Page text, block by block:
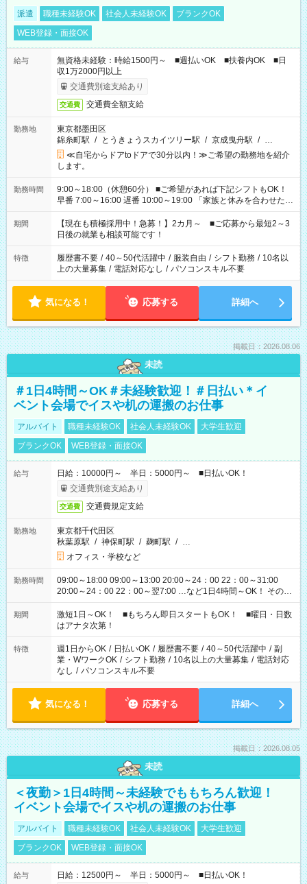
派遣 職種未経験OK 社会人未経験OK
ブランクOK
WEB登録・面接OK
給与
無資格未経験：時給1500円～ ■週払いOK ■扶養内OK ■日
収1万2000円以上
交通費別途支給あり
交通費 交通費全額支給
勤務地
東京都墨田区
錦糸町駅 / とうきょうスカイツリー駅 / 京成曳舟駅 / …
≪自宅からドアtoドアで30分以内！≫ご希望の勤務地を紹介
します。
勤務時間
9:00～18:00（休憩60分） ■ご希望があれば下記シフトもOK！
早番 7:00～16:00 遅番 10:00～19:00 「家族と休みを合わせた
い」 「余裕を持って夕飯の準備がしたい」 「できれば残業はし
たくない」 など、ご希望を教えてくださいね。 ※Wワーク希望
の方へ 今ご覧のお仕事で希望する勤務時間と、もう1つのお仕事
の勤務時間。 合計で週40時間を超える場合は応募できません。
期間
【現在も積極採用中！急募！】2カ月～ ■ご応募から最短2～3
日後の就業も相談可能です！
特徴 履歴書不要 / 40～50代活躍中 / 服装自由 / シフト勤務 / 10名以
上の大量募集 / 電話対応なし / パソコンスキル不要
気になる！ 応募する 詳細へ
掲載日：2026.08.06
未読
＃1日4時間～OK＃未経験歓迎！＃日払い＊イ
ベント会場でイスや机の運搬のお仕事
アルバイト 職種未経験OK 社会人未経験OK
大学生歓迎
ブランクOK
WEB登録・面接OK
給与
日給：10000円～ 半日：5000円～ ■日払いOK！
交通費別途支給あり
交通費 交通費規定支給
勤務地
東京都千代田区
秋葉原駅 / 神保町駅 / 麹町駅 / …
オフィス・学校など
勤務時間
09:00～18:00 09:00～13:00 20:00～24：00 22：00～31:00
20:00～24：00 22：00～翌7:00 …など1日4時間～OK！ その他
シフトもございます！ お気軽にご相談ください！
期間
激短1日～OK！ ■もちろん即日スタートもOK！ ■曜日・日数
はアナタ次第！
特徴 週1日からOK / 日払いOK / 履歴書不要 / 40～50代活躍中 / 副
業・WワークOK / シフト勤務 / 10名以上の大量募集 / 電話対応
なし / パソコンスキル不要
気になる！ 応募する 詳細へ
掲載日：2026.08.05
未読
＜夜勤＞1日4時間～未経験でももちろん歓迎！
イベント会場でイスや机の運搬のお仕事
アルバイト 職種未経験OK 社会人未経験OK
大学生歓迎
ブランクOK
WEB登録・面接OK
給与
日給：12500円～ 半日：5000円～ ■日払いOK！